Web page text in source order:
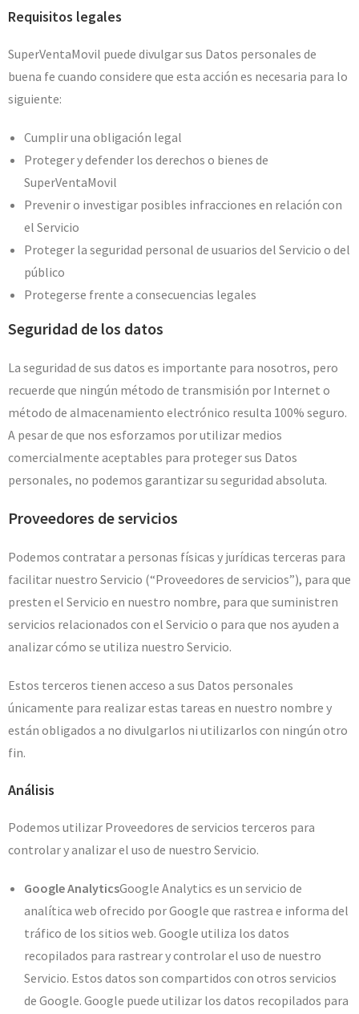
Requisitos legales
SuperVentaMovil puede divulgar sus Datos personales de
buena fe cuando considere que esta acción es necesaria para lo
siguiente:
Cumplir una obligación legal
Proteger y defender los derechos o bienes de
SuperVentaMovil
Prevenir o investigar posibles infracciones en relación con
el Servicio
Proteger la seguridad personal de usuarios del Servicio o del
público
Protegerse frente a consecuencias legales
Seguridad de los datos
La seguridad de sus datos es importante para nosotros, pero
recuerde que ningún método de transmisión por Internet o
método de almacenamiento electrónico resulta 100% seguro.
A pesar de que nos esforzamos por utilizar medios
comercialmente aceptables para proteger sus Datos
personales, no podemos garantizar su seguridad absoluta.
Proveedores de servicios
Podemos contratar a personas físicas y jurídicas terceras para
facilitar nuestro Servicio (“Proveedores de servicios”), para que
presten el Servicio en nuestro nombre, para que suministren
servicios relacionados con el Servicio o para que nos ayuden a
analizar cómo se utiliza nuestro Servicio.
Estos terceros tienen acceso a sus Datos personales
únicamente para realizar estas tareas en nuestro nombre y
están obligados a no divulgarlos ni utilizarlos con ningún otro
fin.
Análisis
Podemos utilizar Proveedores de servicios terceros para
controlar y analizar el uso de nuestro Servicio.
Google AnalyticsGoogle Analytics es un servicio de
analítica web ofrecido por Google que rastrea e informa del
tráfico de los sitios web. Google utiliza los datos
recopilados para rastrear y controlar el uso de nuestro
Servicio. Estos datos son compartidos con otros servicios
de Google. Google puede utilizar los datos recopilados para